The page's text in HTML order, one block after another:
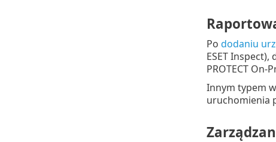
Po dodaniu
ESET
PROTECT On-
Innym typem
uruchomienia